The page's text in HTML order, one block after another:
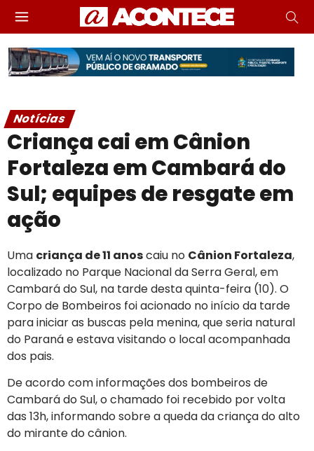
Notícias
Criança cai em Cânion
Fortaleza em Cambará do
Sul; equipes de resgate em
ação
Uma criança de 11 anoscaiu no Cânion Fortaleza,
localizado no Parque Nacional da Serra Geral, em
Cambará do Sul, na tarde desta quinta-feira (10). O
Corpo de Bombeiros foi acionado no início da tarde
para iniciar as buscas pela menina, que seria natural
do Paraná e estava visitando o local acompanhada
dos pais.
De acordo com informações dos bombeiros de
Cambará do Sul, o chamado foi recebido por volta
das 13h, informando sobre a queda da criança do alto
do mirante do cânion.